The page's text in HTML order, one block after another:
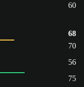
60
68
70
56
75